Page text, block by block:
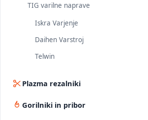
TIG varilne naprave
Iskra Varjenje
Daihen Varstroj
Telwin
Plazma rezalniki
Gorilniki in pribor